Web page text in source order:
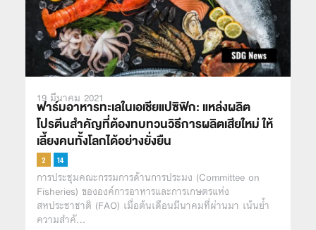
19 มีนาคม 2021
ฟาร์มอาหารทะเลในเอเชียแปซิฟิก: แหล่งผลิต
โปรตีนสำคัญที่ต้องทบทวนวิธีการผลิตเสียใหม่ ให้
เลี้ยงคนทั้งโลกได้อย่างยั่งยืน
การประชุมคณะกรรมการด้านการประมง (Committee on
Fisheries) ขององค์การอาหารและการเกษตรแห่ง
สหประชาชาติ (FAO) เมื่อต้นเดือนมีนาคมที่ผ่านมา เน้นย้ำ
ความสำคั…